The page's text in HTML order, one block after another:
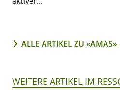
ALLE ARTIKEL ZU «AMAS»
WEITERE ARTIKEL IM